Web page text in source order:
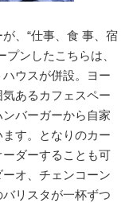
、“仕事、食 事、宿
ンしたこちらは、
ウスが併設。ヨー
あるカフェスペー
バーガーから自家
す。となりのカー
ダーすることも可
オ、チェンコーン
リスタが一杯ずつ